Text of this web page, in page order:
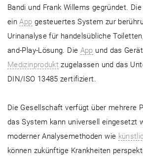
Bandi und Frank Willems gegründet.
einApp gesteuertes System zur
Urinanalyse für handelsübliche
and-Play-Lösung. Die App und das
Medizinprodukt zugelassen und das
DIN/ISO 13485 zertifiziert.
Die Gesellschaft verfügt über mehrere
das System kann universell eingesetzt
moderner Analysemethoden wie
können zukünftige Krankheiten